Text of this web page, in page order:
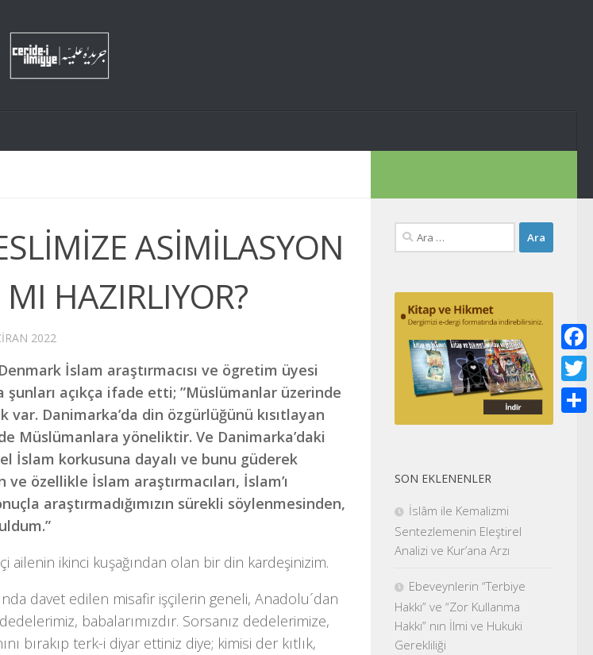
ASİMİLASYON
HAZIRLIYOR?
2022
İslam araştırmacısı ve ögretim üyesi
şunları açıkça ifade etti; ”Müslümanlar üzerinde
var. Danimarka’da din özgürlüğünü kısıtlayan
Müslümanlara yöneliktir. Ve Danimarka’daki
İslam korkusuna dayalı ve bunu güderek
özellikle İslam araştırmacıları, İslam’ı
araştırmadığımızın sürekli söylenmesinden,
ailenin ikinci kuşağından olan bir din kardeşinizim.
davet edilen misafir işçilerin geneli, Anadolu´dan
babalarımızdır. Sorsanız dedelerimize,
bırakıp terk-i diyar ettiniz diye; kimisi der kıtlık,
Arama:
SON EKLENENLER
İslâm ile Kemalizmi
Sentezlemenin Eleştirel
Analizi ve Kur’ana Arzı
Ebeveynlerin “Terbiye
Hakkı” ve “Zor Kullanma
Hakkı” nın İlmi ve Hukuki
Gerekliliği